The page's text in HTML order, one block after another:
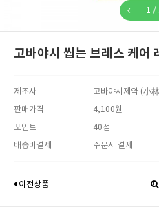
1 /
고바야시 씹는 브레스 케어
제조사
고바야시제약 (小
판매가격
4,100원
포인트
40점
배송비결제
주문시 결제
이전상품